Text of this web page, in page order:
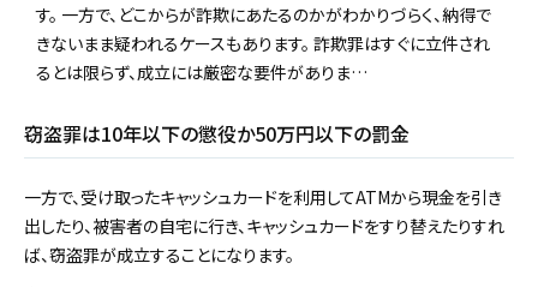
す。 一方で、どこからが詐欺にあたるのかがわかりづらく、納得で
きないまま疑われるケースもあります。 詐欺罪はすぐに立件され
るとは限らず、成立には厳密な要件がありま…
窃盗罪は10年以下の懲役か50万円以下の罰金
一方で、受け取ったキャッシュカードを利用してATMから現金を引き
出したり、被害者の自宅に行き、キャッシュカードをすり替えたりすれ
ば、窃盗罪が成立することになります。